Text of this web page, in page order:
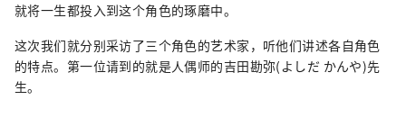
就将一生都投入到这个角色的琢磨中。
这次我们就分别采访了三个角色的艺术家，听他们讲述各自角色
的特点。第一位请到的就是人偶师的吉田勘弥(よしだ かんや)先
生。